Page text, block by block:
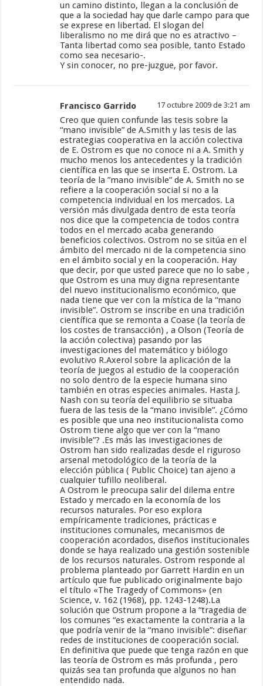
un camino distinto, llegan a la conclusión de
que a la sociedad hay que darle campo para que
se exprese en libertad. El slogan del
liberalismo no me dirá que no es atractivo –
Tanta libertad como sea posible, tanto Estado
como sea necesario-.
Y sin conocer, no pre-juzgue, por favor.
Francisco Garrido 17 octubre 2009 de 3:21 am
Creo que quien confunde las tesis sobre la
“mano invisible” de A.Smith y las tesis de las
estrategias cooperativa en la acción colectiva
de E. Ostrom es que no conoce ni a A. Smith y
mucho menos los antecedentes y la tradición
científica en las que se inserta E. Ostrom. La
teoría de la ”mano invisible” de A. Smith no se
refiere a la cooperación social si no a la
competencia individual en los mercados. La
versión más divulgada dentro de esta teoría
nos dice que la competencia de todos contra
todos en el mercado acaba generando
beneficios colectivos. Ostrom no se sitúa en el
ámbito del mercado ni de la competencia sino
en el ámbito social y en la cooperación. Hay
que decir, por que usted parece que no lo sabe ,
que Ostrom es una muy digna representante
del nuevo institucionalismo económico, que
nada tiene que ver con la mística de la “mano
invisible”. Ostrom se inscribe en una tradición
científica que se remonta a Coase (la teoría de
los costes de transacción) , a Olson (Teoría de
la acción colectiva) pasando por las
investigaciones del matemático y biólogo
evolutivo R.Axerol sobre la aplicación de la
teoría de juegos al estudio de la cooperación
no solo dentro de la especie humana sino
también en otras especies animales. Hasta J.
Nash con su teoría del equilibrio se situaba
fuera de las tesis de la “mano invisible”. ¿Cómo
es posible que una neo institucionalista como
Ostrom tiene algo que ver con la “mano
invisible”? .Es más las investigaciones de
Ostrom han sido realizadas desde el riguroso
arsenal metodológico de la teoría de la
elección pública ( Public Choice) tan ajeno a
cualquier tufillo neoliberal.
A Ostrom le preocupa salir del dilema entre
Estado y mercado en la economía de los
recursos naturales. Por eso explora
empíricamente tradiciones, prácticas e
instituciones comunales, mecanismos de
cooperación acordados, diseños institucionales
donde se haya realizado una gestión sostenible
de los recursos naturales. Ostrom responde al
problema planteado por Garrett Hardin en un
artículo que fue publicado originalmente bajo
el título «The Tragedy of Commons» (en
Science, v. 162 (1968), pp. 1243-1248).La
solución que Ostrum propone a la “tragedia de
los comunes “es exactamente la contraria a la
que podría venir de la “mano invisible”: diseñar
redes de instituciones de cooperación social.
En definitiva que puede que tenga razón en que
las teoría de Ostrom es más profunda , pero
quizás sea tan profunda que algunos no han
entendido nada.